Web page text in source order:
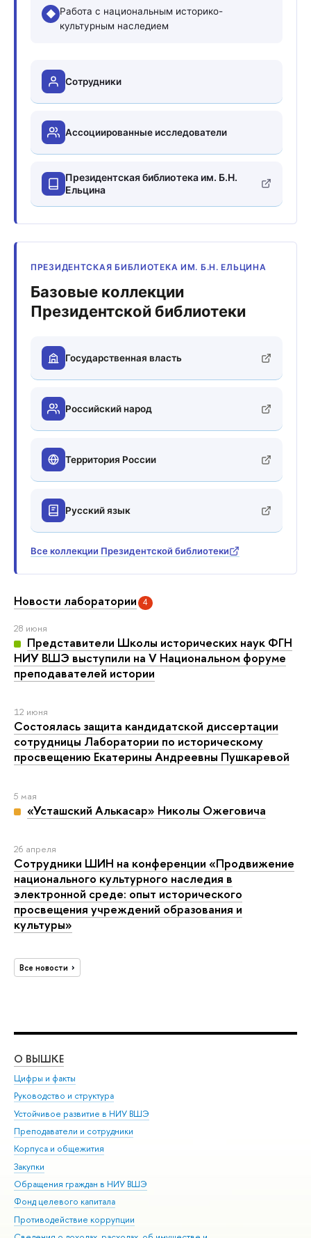
◆ Работа с национальным историко-
культурным наследием
Сотрудники
Ассоциированные исследователи
Президентская библиотека им. Б.Н.
Ельцина
ПРЕЗИДЕНТСКАЯ БИБЛИОТЕКА ИМ. Б.Н. ЕЛЬЦИНА
Базовые коллекции
Президентской библиотеки
Государственная власть
Российский народ
Территория России
Русский язык
Все коллекции Президентской библиотеки
Новости лаборатории 4
28 июня
Представители Школы исторических наук ФГН
НИУ ВШЭ выступили на V Национальном форуме
преподавателей истории
12 июня
Состоялась защита кандидатской диссертации
сотрудницы Лаборатории по историческому
просвещению Екатерины Андреевны Пушкаревой
5 мая
«Усташский Алькасар» Николы Ожеговича
26 апреля
Сотрудники ШИН на конференции «Продвижение
национального культурного наследия в
электронной среде: опыт исторического
просвещения учреждений образования и
культуры»
Все новости
О ВЫШКЕ
Цифры и факты
Руководство и структура
Устойчивое развитие в НИУ ВШЭ
Преподаватели и сотрудники
Корпуса и общежития
Закупки
Обращения граждан в НИУ ВШЭ
Фонд целевого капитала
Противодействие коррупции